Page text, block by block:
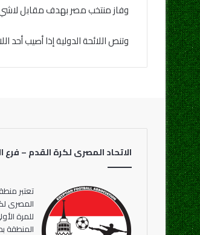
وفاز منتخب مصر بهدف مقابل
وتنص اللائحة الدولية إذا أصيب
الاتحاد المصرى لكرة القدم – فرع
تعتبر